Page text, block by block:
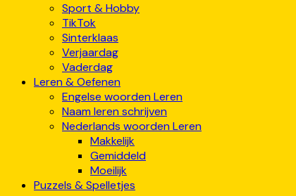
Sport & Hobby
TikTok
Sinterklaas
Verjaardag
Vaderdag
Leren & Oefenen
Engelse woorden Leren
Naam leren schrijven
Nederlands woorden Leren
Makkelijk
Gemiddeld
Moeilijk
Puzzels & Spelletjes